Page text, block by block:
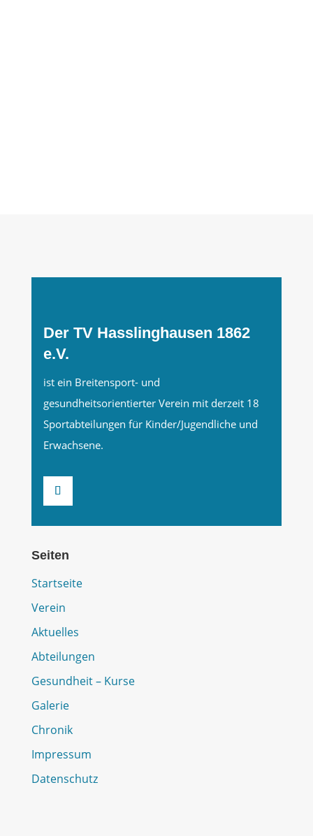
Der TV Hasslinghausen 1862
e.V.
ist ein Breitensport- und
gesundheitsorientierter Verein mit derzeit 18
Sportabteilungen für Kinder/Jugendliche und
Erwachsene.
Seiten
Startseite
Verein
Aktuelles
Abteilungen
Gesundheit – Kurse
Galerie
Chronik
Impressum
Datenschutz